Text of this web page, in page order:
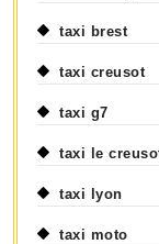
taxi brest
taxi creusot
taxi g7
taxi le
taxi lyon
taxi moto